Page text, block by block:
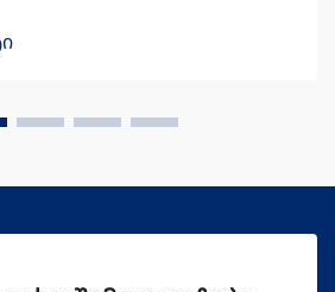
ქსოვილის წარმოებაში.
ზეთს შორის, Vortex Spinning